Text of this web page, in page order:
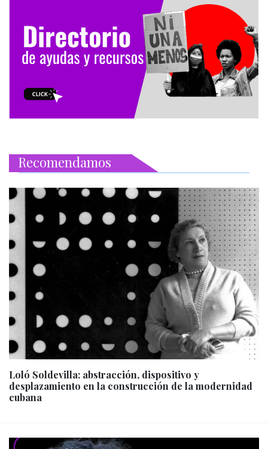
Recomendamos
Loló Soldevilla: abstracción, dispositivo y
desplazamiento en la construcción de la modernidad
cubana